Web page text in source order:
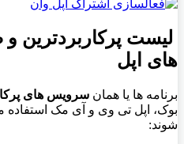
لیست پرکاربردترین
های اپل
برنامه ها یا همان سرویس های
بوک، اپل تی وی و آی مک
شوند: